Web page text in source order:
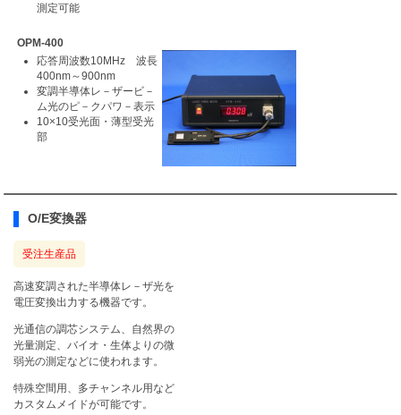
測定可能
OPM-400
応答周波数10MHz 波長
400nm～900nm
変調半導体レ－ザービ－
ム光のピ－クパワ－表示
10×10受光面・薄型受光
部
O/E変換器
受注生産品
高速変調された半導体レ－ザ光を
電圧変換出力する機器です。
光通信の調芯システム、自然界の
光量測定、バイオ・生体よりの微
弱光の測定などに使われます。
特殊空間用、多チャンネル用など
カスタムメイドが可能です。